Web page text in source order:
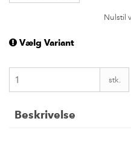
Nulstil
Vælg Variant
stk.
Beskrivelse